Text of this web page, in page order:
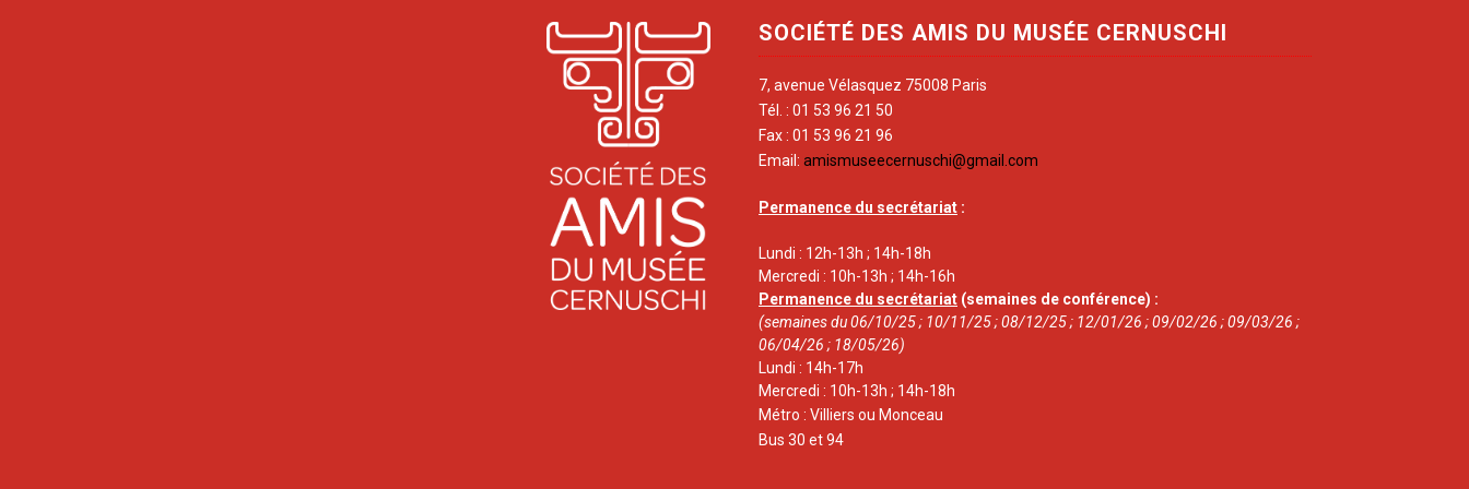
SOCIÉTÉ DES AMIS DU MUSÉE CERNUSCHI
7, avenue Vélasquez 75008 Paris
Tél. : 01 53 96 21 50
Fax : 01 53 96 21 96
Email: amismuseecernuschi@gmail.com
Permanence du secrétariat :
Lundi : 12h-13h ; 14h-18h
Mercredi : 10h-13h ; 14h-16h
Permanence du secrétariat (semaines de conférence) :
(semaines du 06/10/25 ; 10/11/25 ; 08/12/25 ; 12/01/26 ; 09/02/26 ; 09/03/26 ;
06/04/26 ; 18/05/26)
Lundi : 14h-17h
Mercredi : 10h-13h ; 14h-18h
Métro : Villiers ou Monceau
Bus 30 et 94